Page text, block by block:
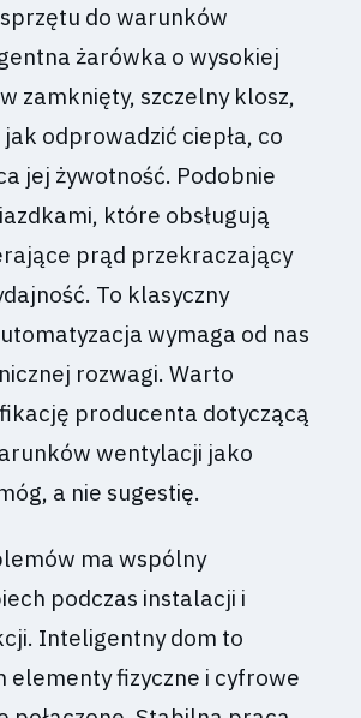
do warunków
żarówka o wysokiej
zamknięty, szczelny klosz,
odprowadzić ciepła, co
jej żywotność. Podobnie
które obsługują
prąd przekraczający
To klasyczny
wymaga od nas
rozwagi. Warto
producenta dotyczącą
wentylacji jako
a nie sugestię.
ma wspólny
podczas instalacji i
Inteligentny dom to
elementy fizyczne i cyfrowe